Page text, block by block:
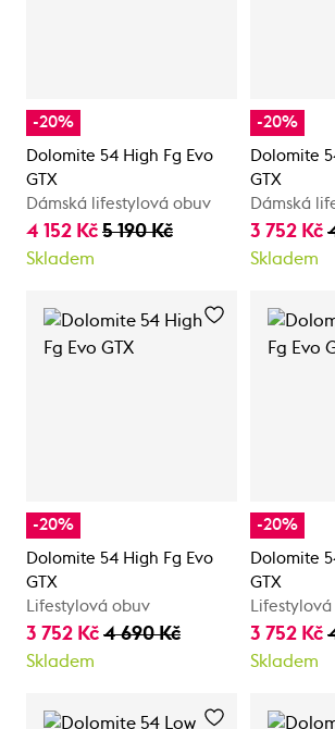
-20%
Dolomite 54 High Fg Evo
GTX
Dámská lifestylová obuv
4 152 Kč 5 190 Kč
Skladem
-20%
Dolomite
GTX
Dámská
3 752 Kč
Skladem
-20%
Dolomite 54 High Fg Evo
GTX
Lifestylová obuv
3 752 Kč 4 690 Kč
Skladem
-20%
Dolomite
GTX
3 752 Kč
Skladem